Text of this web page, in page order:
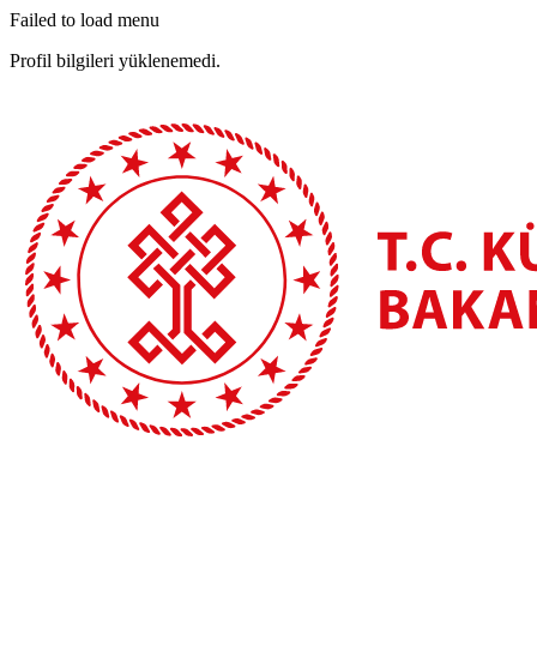
Failed to load menu
Profil bilgileri yüklenemedi.